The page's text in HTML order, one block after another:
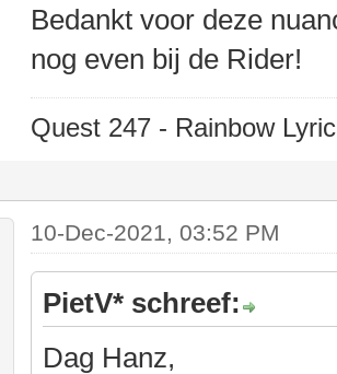
Bedankt voor deze
nog even bij de Rider!
Quest 247 - Rainbow
10-Dec-2021, 03:52 PM
PietV* schreef:
Dag Hanz,